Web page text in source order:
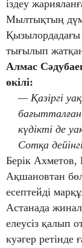
іздеу
Мылтықтың
Қызылордадағы
тығылып
Алмас
өкілі:
— Қазіргі
күдікті де
Сотқа
Берік Ахметов,
Ақшановтан
есептейді
Астанада
елеусіз қалып
куәгер ретінде